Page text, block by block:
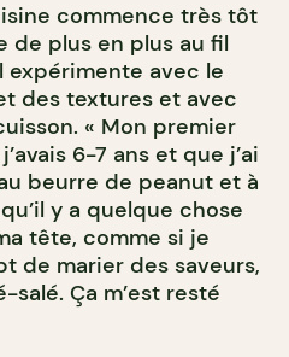
commence très tôt
de plus en plus au fil
expérimente avec le
des textures et avec
« Mon premier
6-7 ans et que j’ai
beurre de peanut et à
y a quelque chose
tête, comme si je
de marier des saveurs,
Ça m’est resté